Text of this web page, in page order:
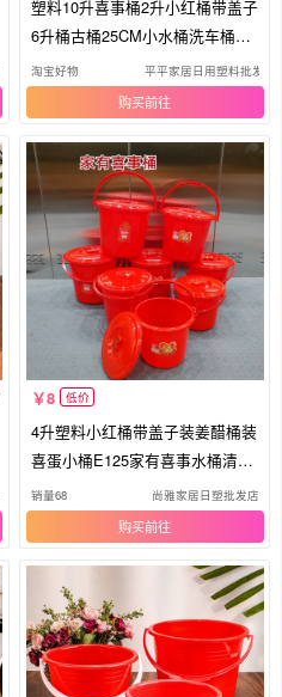
塑料10升喜事桶2升小红桶带盖子
6升桶古桶25CM小水桶洗车桶提
水桶
淘宝好物 平平家居日用塑料批发店
购买
8 低价
4升塑料小红桶带盖子装姜醋桶装
喜蛋小桶E125家有喜事水桶清洁
桶
销量68 尚雅家居日塑批发店
购买